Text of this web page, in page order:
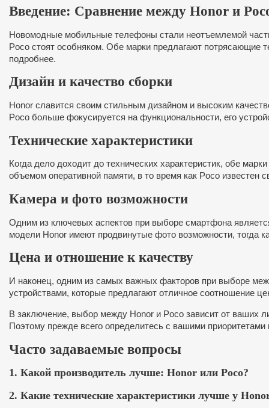
Введение: Сравнение между Honor и
Новомодные мобильные телефоны стали неотъемлемой
Poco стоят особняком. Обе марки предлагают потрясающие
подробнее.
Дизайн и качество сборки
Honor славится своим стильным дизайном и высоким
Poco больше фокусируется на функциональности, его
Технические характеристики
Когда дело доходит до технических характеристик, обе
объемом оперативной памяти, в то время как Poco
Камера и фото возможности
Одним из ключевых аспектов при выборе смартфона
модели Honor имеют продвинутые фото возможности, тогда
Цена и отношение к качеству
И наконец, одним из самых важных факторов при выборе
устройствами, которые предлагают отличное соотношение
В заключение, выбор между Honor и Poco зависит от ваших
Поэтому прежде всего определитесь с вашими
Часто задаваемые вопросы
1. Какой производитель лучше: Honor или Poco?
2. Какие технические характеристики лучше у